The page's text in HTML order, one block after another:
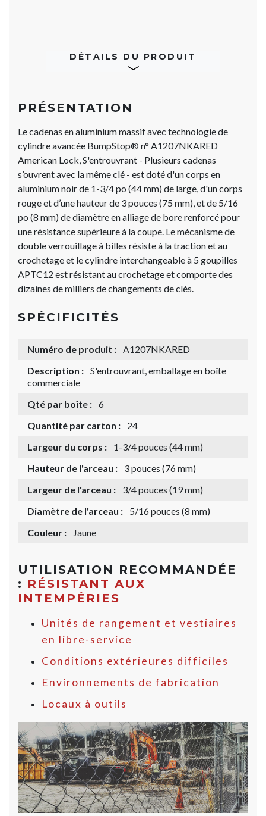
DÉTAILS DU PRODUIT
PRÉSENTATION
Le cadenas en aluminium massif avec technologie de
cylindre avancée BumpStop® n° A1207NKARED
American Lock, S'entrouvrant - Plusieurs cadenas
s’ouvrent avec la même clé - est doté d'un corps en
aluminium noir de 1-3/4 po (44 mm) de large, d'un corps
rouge et d’une hauteur de 3 pouces (75 mm), et de 5/16
po (8 mm) de diamètre en alliage de bore renforcé pour
une résistance supérieure à la coupe. Le mécanisme de
double verrouillage à billes résiste à la traction et au
crochetage et le cylindre interchangeable à 5 goupilles
APTC12 est résistant au crochetage et comporte des
dizaines de milliers de changements de clés.
SPÉCIFICITÉS
Numéro de produit : A1207NKARED
Description : S'entrouvrant, emballage en boîte
commerciale
Qté par boîte : 6
Quantité par carton :
24
Largeur du corps :
1-3/4 pouces (44 mm)
Hauteur de l'arceau :
3 pouces (76 mm)
Largeur de l'arceau :
3/4 pouces (19 mm)
Diamètre de l'arceau :
5/16 pouces (8 mm)
Couleur :
Jaune
UTILISATION RECOMMANDÉE
: RÉSISTANT AUX
INTEMPÉRIES
Unités de rangement et vestiaires
en libre-service
Conditions extérieures difficiles
Environnements de fabrication
Locaux à outils